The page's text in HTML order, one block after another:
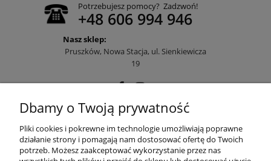
Potrzebujesz pomocy? Zadzwoń!
+48 606 994 946
Nasz sklep:
Pruszków, Nowa Stacja, ul. Sienkiewicza
19
POMOC
Dbamy o Twoją prywatność
Pliki cookies i pokrewne im technologie umożliwiają poprawne
działanie strony i pomagają nam dostosować ofertę do Twoich
potrzeb. Możesz zaakceptować wykorzystanie przez nas